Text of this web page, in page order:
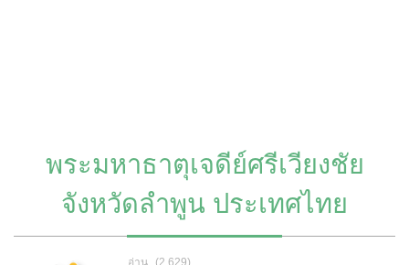
พระมหาธาตุเจดีย์ศรีเวียงชัย
จังหวัดลำพูน ประเทศไทย
อ่าน
(2,629)